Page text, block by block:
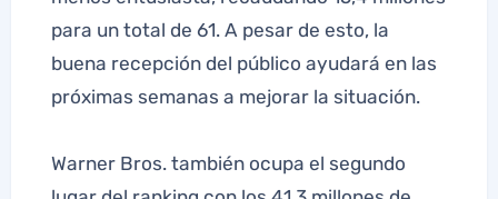
para un total de 61. A pesar de esto, la
buena recepción del público ayudará en las
próximas semanas a mejorar la situación.
Warner Bros. también ocupa el segundo